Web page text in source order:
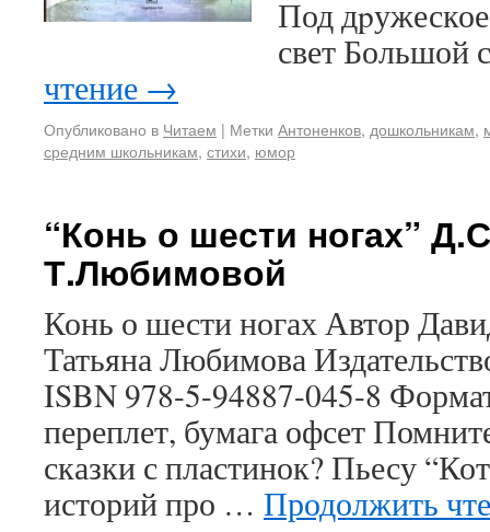
Под
свет Большой
чтение →
Опубликовано в Читаем | Метки Антоненков, дошкольникам,
средним школьникам, стихи, юмор
“Конь о шести ногах”
Т.Любимовой
Конь о шести ногах Автор
Татьяна Любимова
ISBN 978-5-94887-045-8
переплет, бумага офсет
сказки с пластинок? Пьесу
историй про … Продолжить